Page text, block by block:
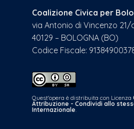
Coalizione Civica per
via Antonio di Vincenzo 21/
40129 – BOLOGNA (BO)
Codice Fiscale:
Quest'opera è distribuita con Licenza
Attribuzione - Condividi allo
Internazionale.